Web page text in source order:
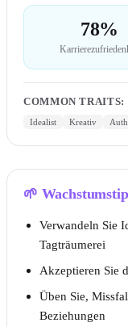
78%
COMMON TRAITS:
Idealist Kreativ
🌱
Verwandeln Sie
Tagträumerei
Akzeptieren Sie
Üben Sie,
Beziehungen